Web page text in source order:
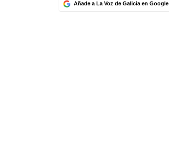
Añade a La Voz de Galicia en Google